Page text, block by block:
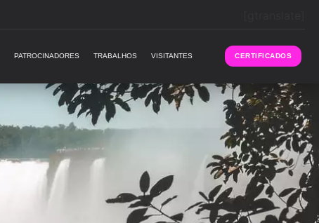
PATROCINADORES TRABALHOS VISITANTES CERTIFICADOS